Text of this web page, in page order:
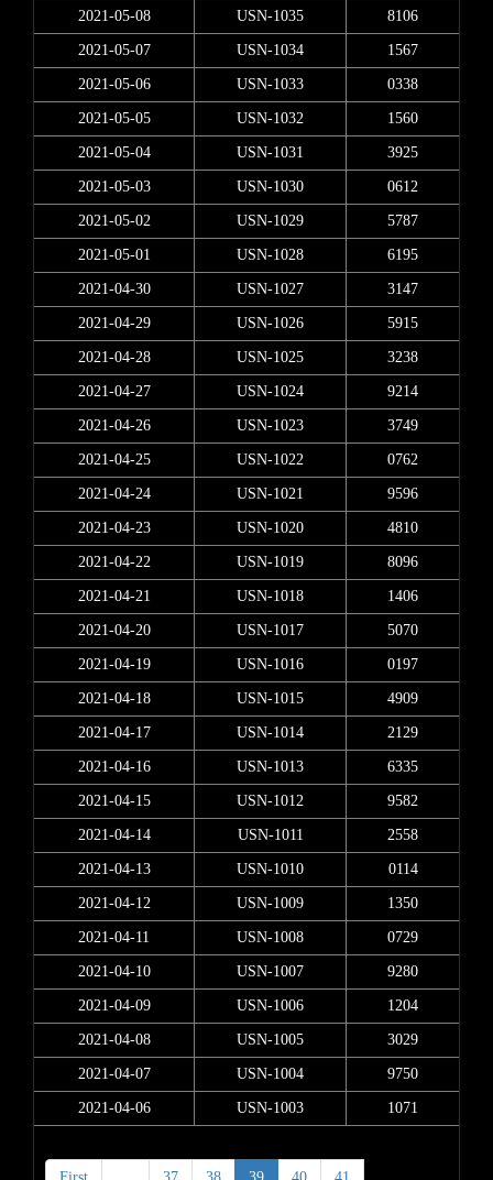
2021-05-08 USN-1035 8106
2021-05-07 USN-1034 1567
2021-05-06 USN-1033 0338
2021-05-05 USN-1032 1560
2021-05-04 USN-1031 3925
2021-05-03 USN-1030 0612
2021-05-02 USN-1029 5787
2021-05-01 USN-1028 6195
2021-04-30 USN-1027 3147
2021-04-29 USN-1026 5915
2021-04-28 USN-1025 3238
2021-04-27 USN-1024 9214
2021-04-26 USN-1023 3749
2021-04-25 USN-1022 0762
2021-04-24 USN-1021 9596
2021-04-23 USN-1020 4810
2021-04-22 USN-1019 8096
2021-04-21 USN-1018 1406
2021-04-20 USN-1017 5070
2021-04-19 USN-1016 0197
2021-04-18 USN-1015 4909
2021-04-17 USN-1014 2129
2021-04-16 USN-1013 6335
2021-04-15 USN-1012 9582
2021-04-14 USN-1011 2558
2021-04-13 USN-1010 0114
2021-04-12 USN-1009 1350
2021-04-11 USN-1008 0729
2021-04-10 USN-1007 9280
2021-04-09 USN-1006 1204
2021-04-08 USN-1005 3029
2021-04-07 USN-1004 9750
2021-04-06 USN-1003 1071